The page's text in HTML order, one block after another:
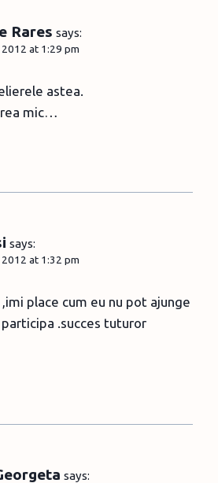
Rares says:
at 1:29 pm
astea.
mic…
says:
at 1:32 pm
place cum eu nu pot ajunge
.succes tuturor
says: